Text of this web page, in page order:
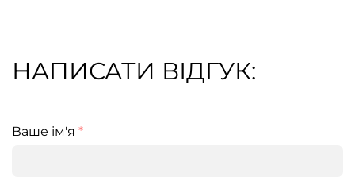
НАПИСАТИ ВІДГУК:
Ваше ім'я *